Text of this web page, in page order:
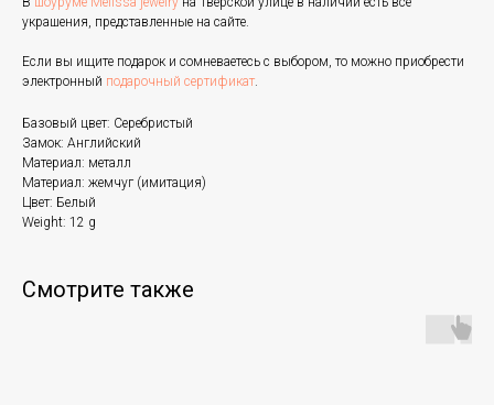
украшения, представленные на сайте.
Если вы ищите подарок и сомневаетесь с выбором, то можно приобрести
электронный подарочный сертификат.
Базовый цвет: Серебристый
Замок: Английский
Материал: металл
Материал: жемчуг (имитация)
Цвет: Белый
Weight: 12 g
Смотрите также